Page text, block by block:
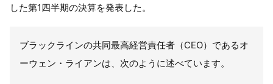
した第1四半期の決算を発表した。
ブラックラインの共同最高経営責任者（CEO）であるオ
ーウェン・ライアンは、次のように述べています。